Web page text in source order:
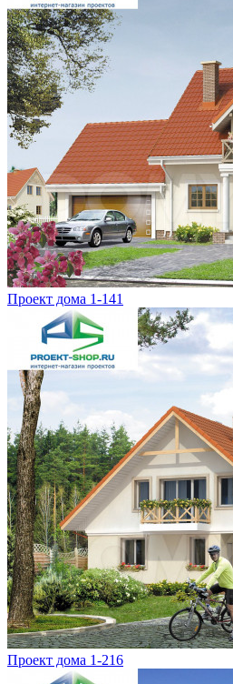
Проект дома 1-141
Проект дома 1-216